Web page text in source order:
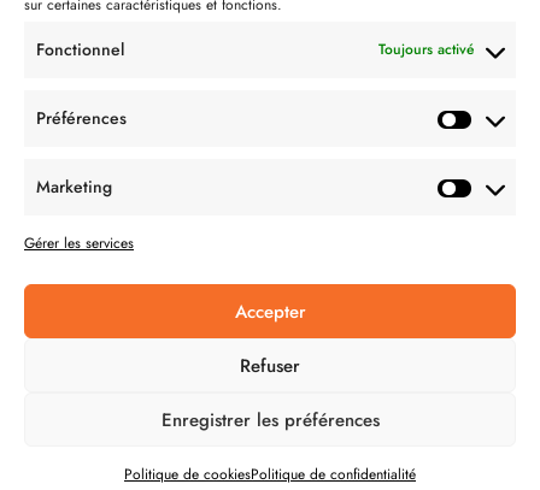
sur certaines caractéristiques et fonctions.
Fonctionnel Toujours activé
Préférences
Marketing
Gérer les services
Accepter
Refuser
Enregistrer les préférences
Politique de cookiesPolitique de confidentialité
CONDITION GÉNÉRALES DE VENTES
POLITIQUE DE CONFIDENTIALITÉ